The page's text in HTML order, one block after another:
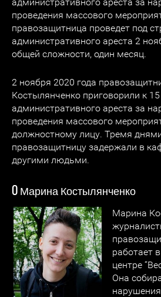
проведения массового
правозащитница проведет под
административного ареста 2
общей сложности, один месяц.
2 ноября 2020 года
Костылянченко приговорили к
административного ареста за
проведения массового
должностному лицу. Тремя
правозащитницу задержали в
другими людьми.
O Марина Костылянченко
Марина
работает
центре
Она